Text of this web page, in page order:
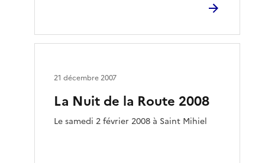
La Nuit de la Route 2008
Le samedi 2 février 2008 à Saint Mihiel
21 décembre 2007